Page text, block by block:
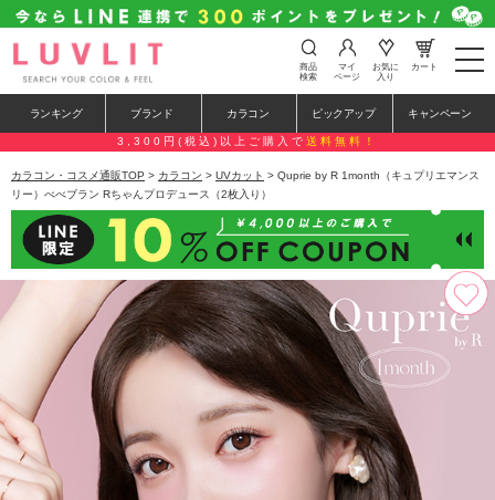
t
o
e
n
a
a
i
o
n
商品
検索
マイ
ページ
お気に
入り
カート
ランキング ブランド カラコン ピックアップ キャンペーン
3,300円(税込)以上ご購入で 送料無料！
カラコン・コスメ通販TOP > カラコン > UVカット > Quprie by R 1month（キュプリエマンス
リー）べべブラン Rちゃんプロデュース（2枚入り）